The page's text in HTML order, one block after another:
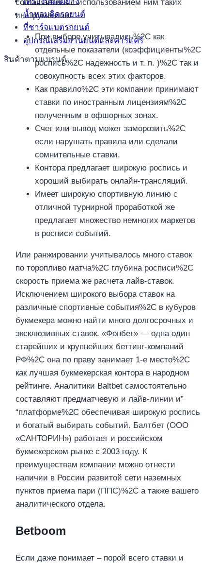
น้ำหอมติดรถยนต์
ที่ชาร์จแบตรถยนต์
อุปกรณ์เสริมยานยนต์และคาร์แคร์
สินค้าตามแบรนด์
соглашаетесь с использованием ним таких
инструментов.
При выборе учитывались%2C как
отдельные показатели (коэффициенты%2C
роспись%2C надежность и т. п. )%2C так и
совокупность всех этих факторов.
Как правило%2C эти компании принимают
ставки по иностранным лицензиям%2C
полученным в офшорных зонах.
Счет или вывод может заморозить%2C
если нарушать правила или сделали
сомнительные ставки.
Контора предлагает широкую роспись и
хороший выбирать онлайн-трансляций.
Имеет широкую спортивную линию с
отличной турнирной проработкой же
предлагает множество немногих маркетов
в росписи событий.
Или ранжировании учитывалось много ставок
по торопливо матча%2C глубина росписи%2C
скорость приема же расчета лайв-ставок.
Исключением широкого выбора ставок на
различные спортивные события%2C в кубуров
букмекера можно найти много долгосрочных и
эксклюзивных ставок. «Фонбет» — одна один
старейших и крупнейших беттинг-компаний
РФ%2C она по праву занимает 1-е место%2C
как лучшая букмекерская контора в народном
рейтинге. Аналитики Baltbet самостоятельно
составляют предматчевую и лайв-линии и”
“платформе%2C обеспечивая широкую роспись
и богатый выбирать событий. Балтбет (ООО
«САНТОРИН») работает и российском
букмекерском рынке с 2003 году. К
преимуществам компании можно отнести
наличии в России развитой сети наземных
пунктов приема пари (ППС)%2C а также вашего
аналитического отдела.
Betboom
Если даже понимает – порой всего ставки и